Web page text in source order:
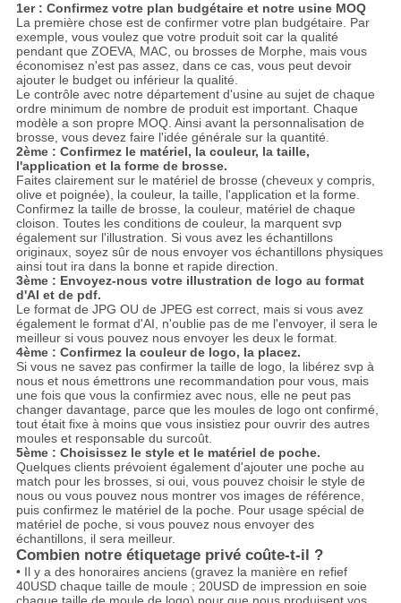
1er : Confirmez votre plan budgétaire et notre usine MOQ
La première chose est de confirmer votre plan budgétaire. Par
exemple, vous voulez que votre produit soit car la qualité
pendant que ZOEVA, MAC, ou brosses de Morphe, mais vous
économisez n'est pas assez, dans ce cas, vous peut devoir
ajouter le budget ou inférieur la qualité.
Le contrôle avec notre département d'usine au sujet de chaque
ordre minimum de nombre de produit est important. Chaque
modèle a son propre MOQ. Ainsi avant la personnalisation de
brosse, vous devez faire l'idée générale sur la quantité.
2ème : Confirmez le matériel, la couleur, la taille,
l'application et la forme de brosse.
Faites clairement sur le matériel de brosse (cheveux y compris,
olive et poignée), la couleur, la taille, l'application et la forme.
Confirmez la taille de brosse, la couleur, matériel de chaque
cloison. Toutes les conditions de couleur, la marquent svp
également sur l'illustration. Si vous avez les échantillons
originaux, soyez sûr de nous envoyer vos échantillons physiques
ainsi tout ira dans la bonne et rapide direction.
3ème : Envoyez-nous votre illustration de logo au format
d'AI et de pdf.
Le format de JPG OU de JPEG est correct, mais si vous avez
également le format d'AI, n'oublie pas de me l'envoyer, il sera le
meilleur si vous pouvez nous envoyer les deux le format.
4ème : Confirmez la couleur de logo, la placez.
Si vous ne savez pas confirmer la taille de logo, la libérez svp à
nous et nous émettrons une recommandation pour vous, mais
une fois que vous la confirmiez avec nous, elle ne peut pas
changer davantage, parce que les moules de logo ont confirmé,
tout était fixe à moins que vous insistiez pour ouvrir des autres
moules et responsable du surcoût.
5ème : Choisissez le style et le matériel de poche.
Quelques clients prévoient également d'ajouter une poche au
match pour les brosses, si oui, vous pouvez choisir le style de
nous ou vous pouvez nous montrer vos images de référence,
puis confirmez le matériel de la poche. Pour usage spécial de
matériel de poche, si vous pouvez nous envoyer des
échantillons, il sera meilleur.
Combien notre étiquetage privé coûte-t-il ?
• Il y a des honoraires anciens (gravez la manière en refief
40USD chaque taille de moule ; 20USD de impression en soie